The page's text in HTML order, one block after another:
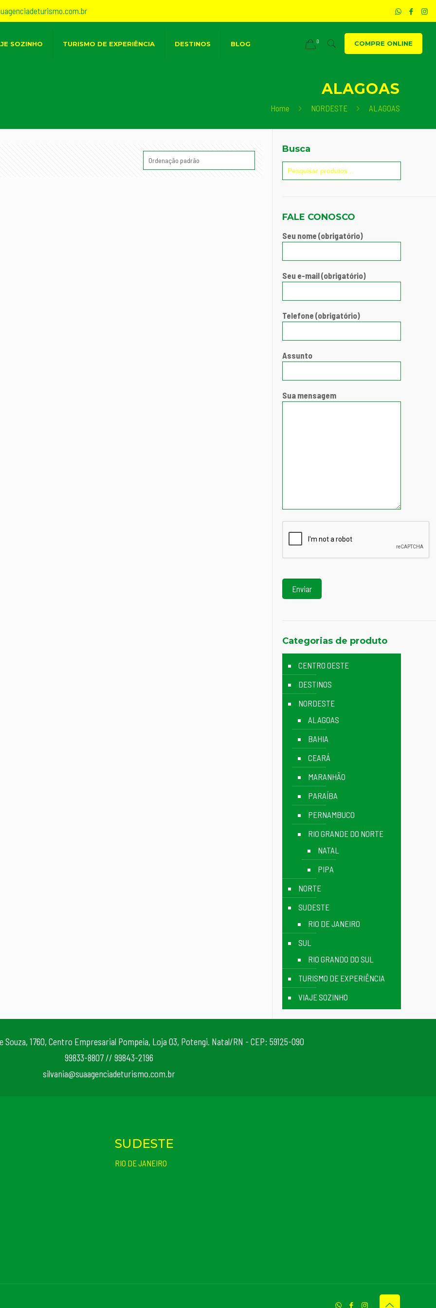
SOZINHO TURISMO DE EXPERIÊNCIA DESTINOS BLOG 0 COMPRE ONLINE
ALAGOAS
Home NORDESTE ALAGOAS
Busca
FALE CONOSCO
Seu nome (obrigatório)
Seu e-mail (obrigatório)
Telefone (obrigatório)
Assunto
Sua mensagem
Categorias de produto
CENTRO OESTE
DESTINOS
NORDESTE
ALAGOAS
BAHIA
CEARÁ
MARANHÃO
PARAÍBA
PERNAMBUCO
RIO GRANDE DO NORTE
NATAL
PIPA
NORTE
SUDESTE
RIO DE JANEIRO
SUL
RIO GRANDO DO SUL
TURISMO DE EXPERIÊNCIA
VIAJE SOZINHO
Souza, 1760, Centro Empresarial Pompeia, Loja 03, Potengi. Natal/RN - CEP: 59125-090
99833-8807 // 99843-2196
silvania@suaagenciadeturismo.com.br
SUDESTE
RIO DE JANEIRO